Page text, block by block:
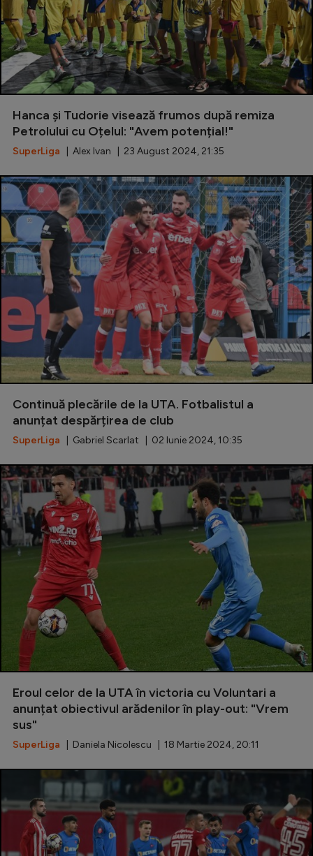
Hanca și Tudorie visează frumos după remiza
Petrolului cu Oțelul: "Avem potențial!"
SuperLiga | Alex Ivan | 23 August 2024, 21:35
Continuă plecările de la UTA. Fotbalistul a
anunțat despărțirea de club
SuperLiga | Gabriel Scarlat | 02 Iunie 2024, 10:35
Eroul celor de la UTA în victoria cu Voluntari a
anunțat obiectivul arădenilor în play-out: "Vrem
sus"
SuperLiga | Daniela Nicolescu | 18 Martie 2024, 20:11